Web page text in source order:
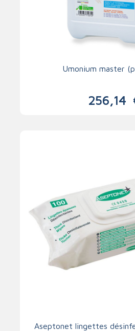
Umonium master
256,14
Aseptonet lingettes